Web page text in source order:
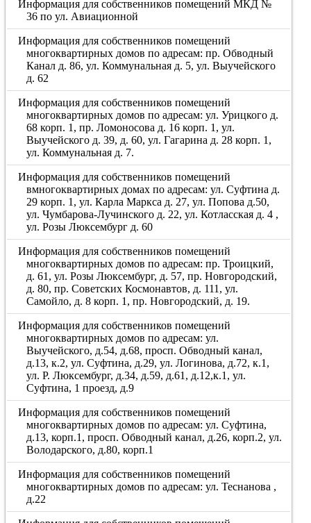
Информация для собственников помещений МКД №
36 по ул. Авиационной
Информация для собственников помещений
многоквартирных домов по адресам: пр. Обводный
Канал д. 86, ул. Коммунальная д. 5, ул. Выучейского
д. 62
Информация для собственников помещений
многоквартирных домов по адресам: ул. Урицкого д.
68 корп. 1, пр. Ломоносова д. 16 корп. 1, ул.
Выучейского д. 39, д. 60, ул. Гагарина д. 28 корп. 1,
ул. Коммунальная д. 7.
Информация для собственников помещений
вмногоквартирных домах по адресам: ул. Суфтина д.
29 корп. 1, ул. Карла Маркса д. 27, ул. Попова д.50,
ул. Чумбарова-Лучинского д. 22, ул. Котласская д. 4 ,
ул. Розы Люксембург д. 60
Информация для собственников помещений
многоквартирных домов по адресам: пр. Троицкий,
д. 61, ул. Розы Люксембург, д. 57, пр. Новгородский,
д. 80, пр. Советских Космонавтов, д. 111, ул.
Самойло, д. 8 корп. 1, пр. Новгородский, д. 19.
Информация для собственников помещений
многоквартирных домов по адресам: ул.
Выучейского, д.54, д.68, просп. Обводный канал,
д.13, к.2, ул. Суфтина, д.29, ул. Логинова, д.72, к.1,
ул. Р. Люксембург, д.34, д.59, д.61, д.12,к.1, ул.
Суфтина, 1 проезд, д.9
Информация для собственников помещений
многоквартирных домов по адресам: ул. Суфтина,
д.13, корп.1, просп. Обводный канал, д.26, корп.2, ул.
Володарского, д.80, корп.1
Информация для собственников помещений
многоквартирных домов по адресам: ул. Теснанова ,
д.22